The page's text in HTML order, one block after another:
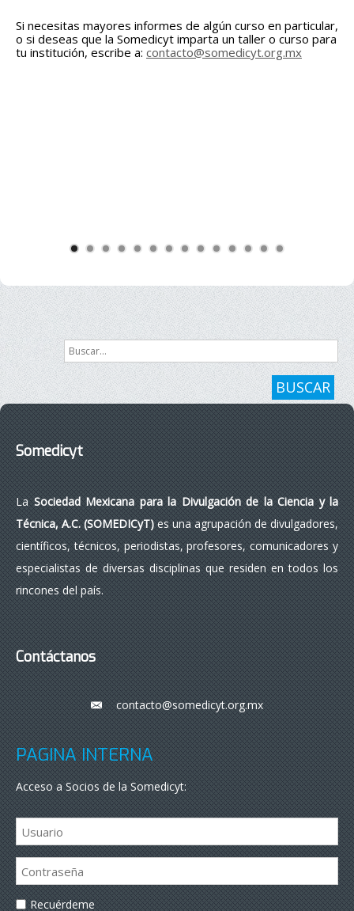
Si necesitas mayores informes de algún curso en particular,
o si deseas que la Somedicyt imparta un taller o curso para
tu institución, escribe a: contacto@somedicyt.org.mx
Buscar...
BUSCAR
Somedicyt
LaSociedad Mexicana para la Divulgación de la Ciencia y la
Técnica, A.C. (SOMEDICyT)es una agrupación de divulgadores,
científicos, técnicos, periodistas, profesores, comunicadores y
especialistas de diversas disciplinas que residen en todos los
rincones del país.
Contáctanos
___contacto@somedicyt.org.mx
PÁGINA INTERNA
Acceso a Socios de la Somedicyt:
Recuérdeme